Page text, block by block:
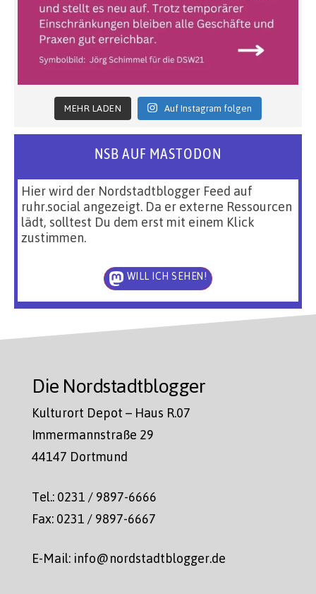
MEHR LADEN Auf Instagram folgen
NSB AUF MASTODON
Hier wird der Nordstadtblogger Feed auf
ruhr.social angezeigt. Da er externe Ressourcen
lädt, solltest Du dem erst mit einem Klick
zustimmen.
WILL ICH SEHEN!
Die Nordstadtblogger
Kulturort Depot – Haus R.07
Immermannstraße 29
44147 Dortmund
Tel.: 0231 / 9897-6666
Fax: 0231 / 9897-6667
E-Mail: info@nordstadtblogger.de